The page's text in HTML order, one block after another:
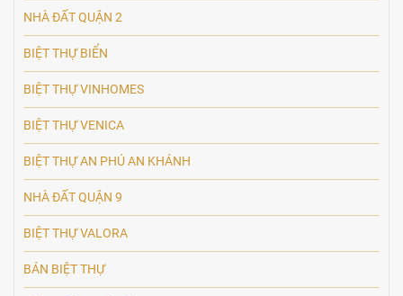
NHÀ ĐẤT QUẬN 2
BIỆT THỰ BIỂN
BIỆT THỰ VINHOMES
BIỆT THỰ VENICA
BIỆT THỰ AN PHÚ AN KHÁNH
NHÀ ĐẤT QUẬN 9
BIỆT THỰ VALORA
BÁN BIỆT THỰ